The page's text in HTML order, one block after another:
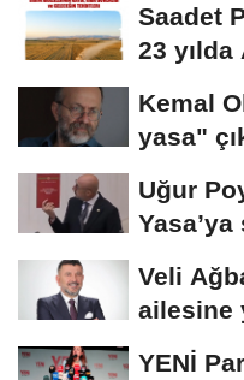
Saadet
23 yılda
Kemal
yasa"
Uğur
Veli
ailesine
tepki:
YENİ